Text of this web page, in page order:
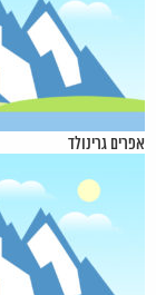
אפרים גרינולד